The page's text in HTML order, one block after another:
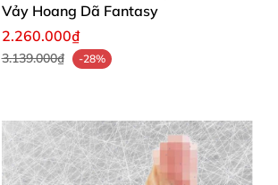
Vảy Hoang Dã Fantasy
2.260.000₫
3.139.000₫ -28%